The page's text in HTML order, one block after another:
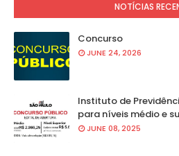
NOTÍCIAS
Concurso
JUNE 24, 2026
Instituto de
para níveis médio e
JUNE 08, 2025